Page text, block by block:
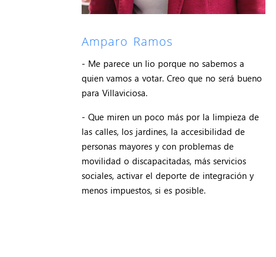
Amparo Ramos
- Me parece un lio porque no sabemos a
quien vamos a votar. Creo que no será bueno
para Villaviciosa.
- Que miren un poco más por la limpieza de
las calles, los jardines, la accesibilidad de
personas mayores y con problemas de
movilidad o discapacitadas, más servicios
sociales, activar el deporte de integración y
menos impuestos, si es posible.